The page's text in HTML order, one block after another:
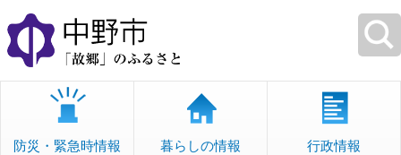
本
文
へ
移
防災・緊急時情報 暮らしの情報 行政情報